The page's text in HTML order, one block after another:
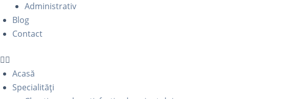
Administrativ
Blog
Contact
Acasă
Specialități